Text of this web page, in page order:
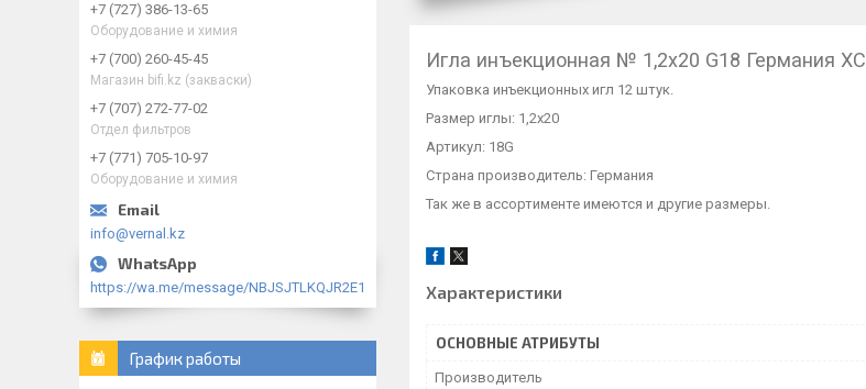
Игла инъекционная № 1,2х20 G18 Германия ХС
Упаковка инъекционных игл 12 штук.
Размер иглы: 1,2х20
Артикул: 18G
Страна производитель: Германия
Так же в ассортименте имеются и другие размеры.
Характеристики
ОСНОВНЫЕ АТРИБУТЫ
Производитель
+7 (727) 386-13-65
Оборудование и химия
+7 (700) 260-45-45
Магазин bifi.kz (закваски)
+7 (707) 272-77-02
Отдел фильтров
+7 (771) 705-10-97
Оборудование и химия
info@vernal.kz
https://wa.me/message/NBJSJTLKQJR2E1
График работы